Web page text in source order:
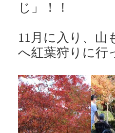
じ」！！
11月に入り、山
へ紅葉狩りに行